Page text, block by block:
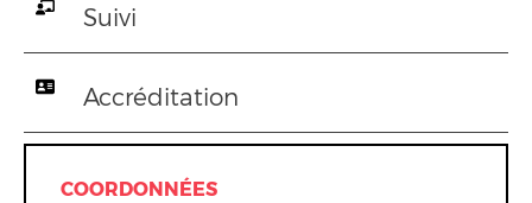
Suivi
Accréditation
COORDONNÉES